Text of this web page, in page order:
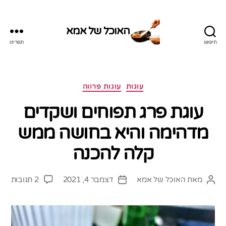
חיפוש
האוכל של אמא
תפריט
קטגוריות עוגות עוגות פרווה
עוגת פרג תפוחים ושקדים
מדהימה והיא בחושה ממש
קלה להכנה
המחבר
מאת האוכל של אמא
תאריךדצמבר 4, 2021 2 תגובות